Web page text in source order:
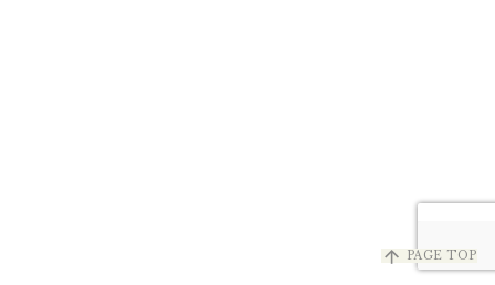
arrow_upward PAGE TOP